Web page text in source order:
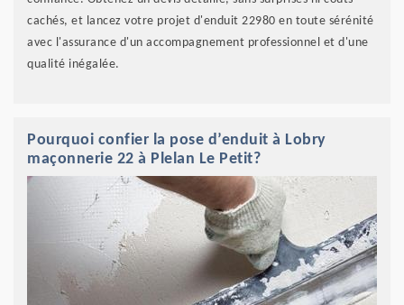
cachés, et lancez votre projet d'enduit 22980 en toute sérénité
avec l'assurance d'un accompagnement professionnel et d'une
qualité inégalée.
Pourquoi confier la pose d’enduit à Lobry
maçonnerie 22 à Plelan Le Petit?